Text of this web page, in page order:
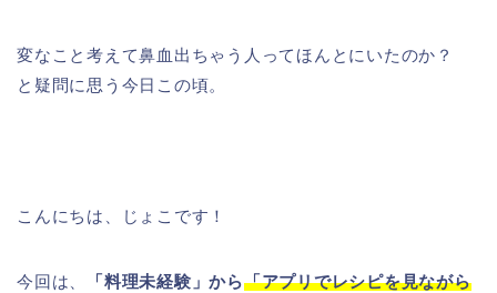
変なこと考えて鼻血出ちゃう人ってほんとにいたのか？
と疑問に思う今日この頃。
こんにちは、じょこです！
今回は、 「料理未経験」から「アプリでレシピを見ながら